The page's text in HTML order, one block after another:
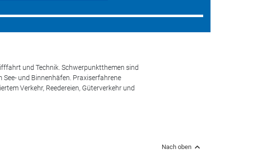
und Technik. Schwerpunktthemen sind
und Binnenhäfen. Praxiserfahrene
Verkehr, Reedereien, Güterverkehr und
Nach oben